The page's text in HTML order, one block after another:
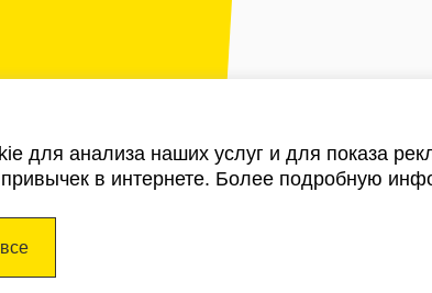
для анализа наших услуг и для показа
в интернете. Более подробную